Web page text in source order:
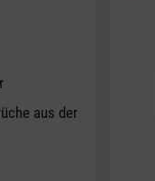
aus der